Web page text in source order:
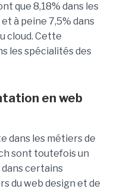
que 8,18% dans les
à peine 7,5% dans
cloud. Cette
les spécialités des
en web
dans les métiers de
sont toutefois un
certains
du web design et de